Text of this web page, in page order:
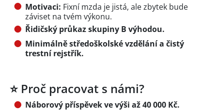
Motivaci: Fixní mzda je jistá, ale zbytek bude
záviset na tvém výkonu.
Řidičský průkaz skupiny B výhodou.
Minimálně středoškolské vzdělání a čistý
trestní rejstřík.
⭐ Proč pracovat s námi?
Náborový příspěvek ve výši až 40 000 Kč.